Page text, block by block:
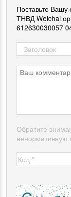
Поставьте Вашу
ТНВД Weichai
612630030057
Обратите
ненормативную